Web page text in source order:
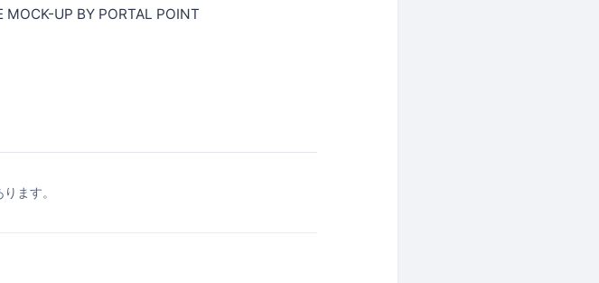
UP BY PORTAL POINT
ます。